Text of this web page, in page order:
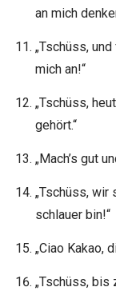
an mich
„Tschüss,
mich an!“
„Tschüss,
gehört.“
„Mach’s gut
„Tschüss, wir
schlauer bin!“
„Ciao Kakao,
„Tschüss, bis